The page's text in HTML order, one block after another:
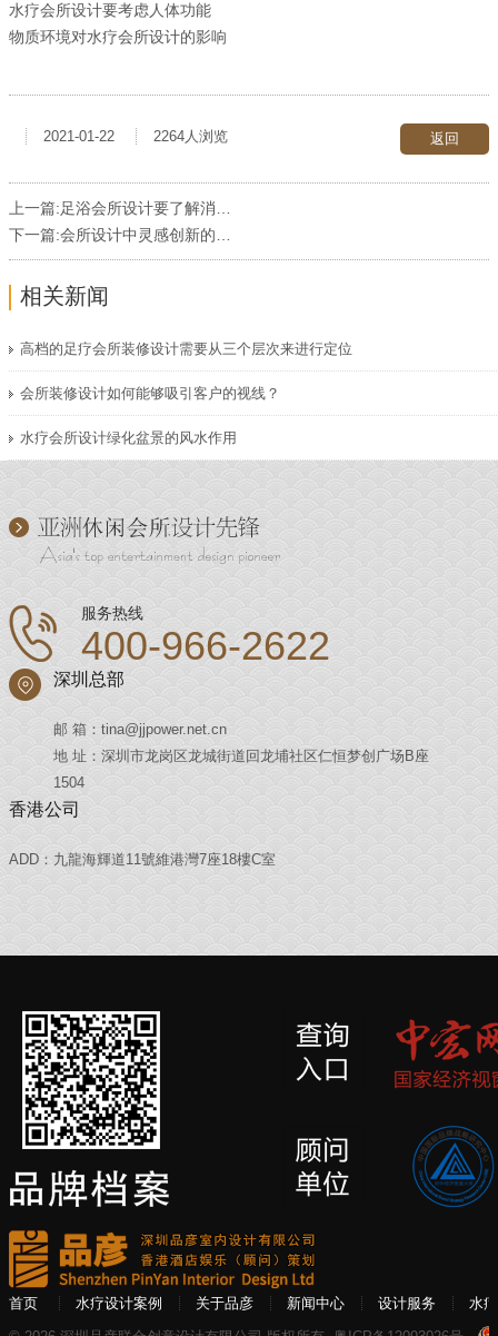
水疗会所设计要考虑人体功能
物质环境对水疗会所设计的影响
返回
2021-01-22 2264人浏览
上一篇:足浴会所设计要了解消费者的喜好和感情
下一篇:会所设计中灵感创新的方式
相关新闻
高档的足疗会所装修设计需要从三个层次来进行定位
会所装修设计如何能够吸引客户的视线？
水疗会所设计绿化盆景的风水作用
服务热线
400-966-2622
深圳总部
邮 箱：tina@jjpower.net.cn
地 址：深圳市龙岗区龙城街道回龙埔社区仁恒梦创广场B座
1504
香港公司
ADD：九龍海輝道11號維港灣7座18樓C室
首页 水疗设计案例 关于品彦 新闻中心 设计服务
水